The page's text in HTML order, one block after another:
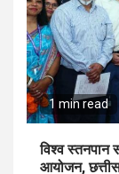
1 min read
विश्व स्तनपान
आयोजन,